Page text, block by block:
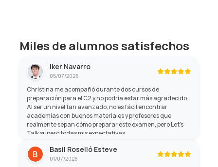
Miles de alumnos satisfechos
Iker Navarro
05/07/2026
Christina me acompañó durante dos cursos de
preparación para el C2 y no podría estar más agradecido.
Al ser un nivel tan avanzado, no es fácil encontrar
academias con buenos materiales y profesores que
realmente sepan cómo preparar este examen, pero Let's
Talk superó todas mis expectativas.
Basil Roselló Esteve
01/07/2026